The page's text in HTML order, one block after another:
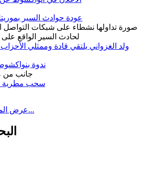
عودة حوادث السير
ولد الغزواني يلتقي قادة وممثلي
ندوة
سحب مطرية
عرض المزيد من الأخبار...